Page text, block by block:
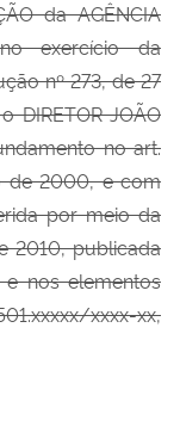
da AGÊNCIA
exercício da
nº273, de 27
JOÃO
no art.
de 2000, e com
por meio da
2010, publicada
nos elementos
xxxx-xx,